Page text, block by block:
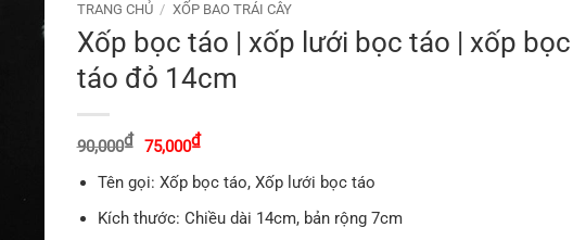
TRANG CHỦ / XỐP BAO TRÁI CÂY
Xốp bọc táo | xốp lưới bọc táo | xốp bọc
táo đỏ 14cm
90,000₫ Giá
gốc
là:
90,000₫.
75,000₫Giá
là:
Tên gọi: Xốp bọc táo, Xốp lưới bọc táo
Kích thước: Chiều dài 14cm, bản rộng 7cm